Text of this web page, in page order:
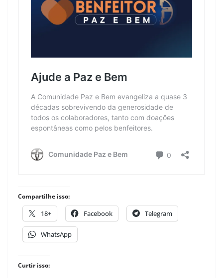
Compartilhe isso:
18+ Facebook Telegram
WhatsApp
Curtir isso: